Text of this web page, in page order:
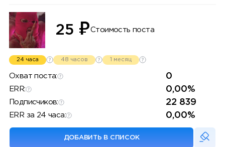
25 ₽Стоимость поста
24 часа 48 часов 1 месяц
Охват поста: 0
ERR: 0,00%
Подписчиков: 22 839
ERR за 24 часа: 0,00%
ДОБАВИТЬ В СПИСОК